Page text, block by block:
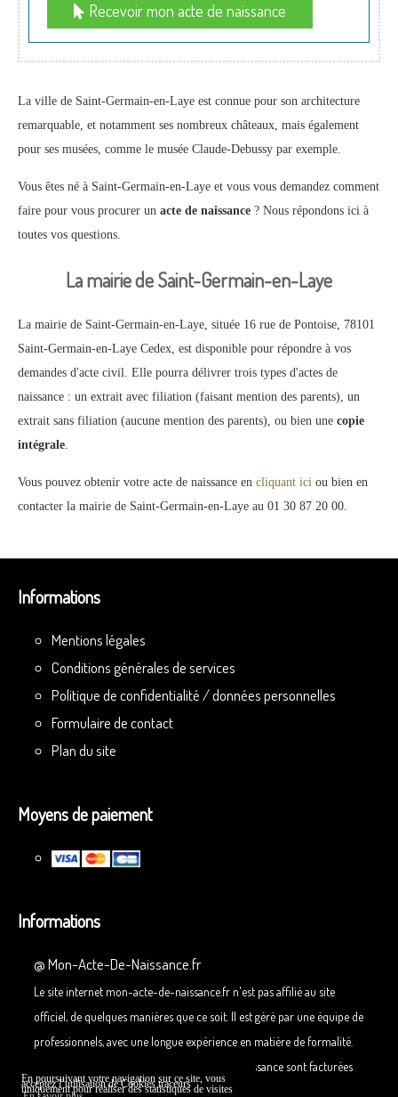
En poursuivant votre navigation sur ce site, vous
acceptez l’utilisation de Cookies traceurs
uniquement pour réaliser des statistiques de visites
Recevoir mon acte de naissance
La ville de Saint-Germain-en-Laye est connue pour son architecture
remarquable, et notamment ses nombreux châteaux, mais également
pour ses musées, comme le musée Claude-Debussy par exemple.
Vous êtes né à Saint-Germain-en-Laye et vous vous demandez comment
faire pour vous procurer un acte de naissance ? Nous répondons ici à
toutes vos questions.
La mairie de Saint-Germain-en-Laye
La mairie de Saint-Germain-en-Laye, située 16 rue de Pontoise, 78101
Saint-Germain-en-Laye Cedex, est disponible pour répondre à vos
demandes d'acte civil. Elle pourra délivrer trois types d'actes de
naissance : un extrait avec filiation (faisant mention des parents), un
extrait sans filiation (aucune mention des parents), ou bien une copie
intégrale
Vous pouvez obtenir votre acte de naissance en cliquant ici ou bien en
contacter la mairie de Saint-Germain-en-Laye au 01 30 87 20 00.
Informations
Mentions légales
Conditions générales de services
Politique de confidentialité / données personnelles
Formulaire de contact
Plan du site
Moyens de paiement
Informations
@Mon-Acte-De-Naissance.fr
Le site internet mon-acte-de-naissance.fr n'est pas affilié au site
officiel, de quelques manières que ce soit. Il est géré par une équipe de
professionnels, avec une longue expérience en matière de formalité.
Nos prestations pour demander un acte de naissance sont facturées
29,90 €.